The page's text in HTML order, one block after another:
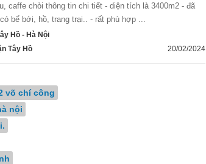
caffe chòi thông tin chi tiết - diện tích là 3400m2 - đã
bể bới, hồ, trang trại.. - rất phù hợp ...
Hồ - Hà Nội
Tây Hồ 20/02/2024
võ chí công
nội